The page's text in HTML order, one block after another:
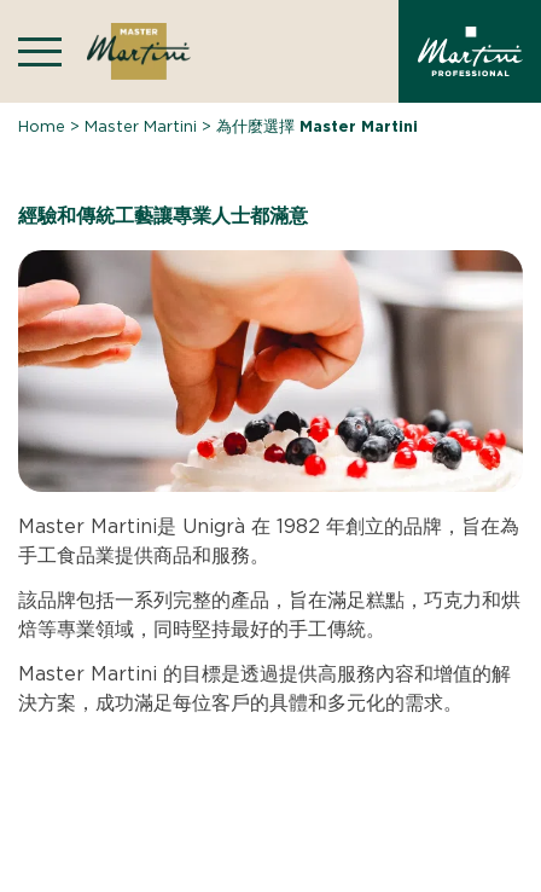
content
Home >Master Martini >為什麼選擇 Master Martini
Master Martini是 Unigrà 在 1982 年創立的品牌，旨在為
手工食品業提供商品和服務。
該品牌包括一系列完整的產品，旨在滿足糕點，巧克力和烘
焙等專業領域，同時堅持最好的手工傳統。
Master Martini 的目標是透過提供高服務內容和增值的解
決方案，成功滿足每位客戶的具體和多元化的需求。
經驗和傳統工藝讓專業人士都滿意